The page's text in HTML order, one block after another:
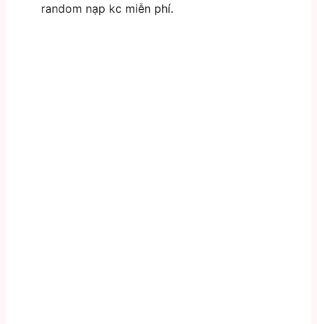
random nạp kc miễn phí.